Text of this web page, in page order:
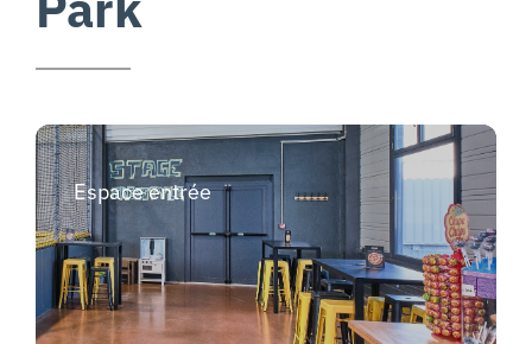
Espace entrée